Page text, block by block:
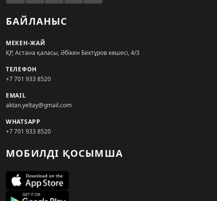
БАЙЛАНЫС
МЕКЕН-ЖАЙ
ҚР, Астана қаласы, Әбікен Бектұров көшесі, 4/3
ТЕЛЕФОН
+7 701 933 8520
EMAIL
aktan.yeltay@gmail.com
WHATSAPP
+7 701 933 8520
МОБИЛДІ ҚОСЫМША